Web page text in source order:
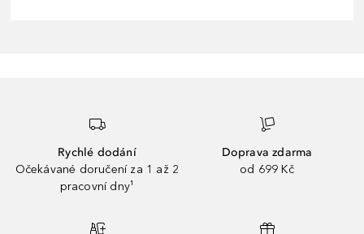
Rychlé dodání
Očekávané doručení za 1 až 2
pracovní dny¹
Doprava zdarma
od 699 Kč